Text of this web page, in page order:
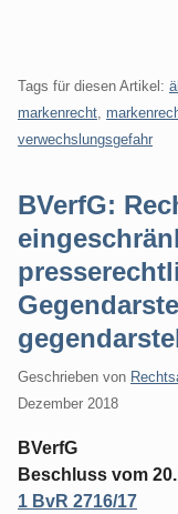
Tags für diesen Artikel:
markenrecht
verwechslungsgefahr
BVerfG:
Geschrieben von
Dezember 2018
BVerfG
Beschluss vom
1 BvR 2716/17